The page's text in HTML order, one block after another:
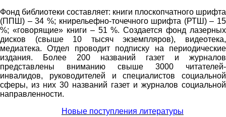
Фонд библиотеки составляет: книги плоскопчатного шрифта
(ППШ) – 34 %; книрельефно-точечного шрифта (РТШ) – 15
%; «говорящие» книги – 51 %. Создается фонд лазерных
дисков (свыше 10 тысяч экземпляров), видеотека,
медиатека. Отдел проводит подписку на периодические
издания. Более 200 названий газет и журналов
представлены вниманию свыше 3000 читателей-
инвалидов, руководителей и специалистов социальной
сферы, из них 30 названий газет и журналов социальной
направленности.
Новые поступления литературы